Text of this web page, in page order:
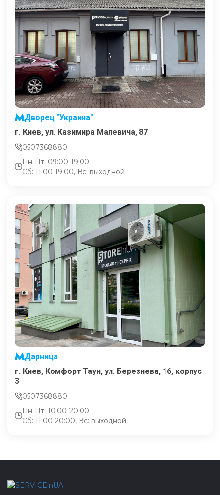
Дворец "Украина"
г. Киев, ул. Казимира Малевича, 87
0507368880
Пн-Пт: 09:00-19:00
Сб: 11:00-19:00, Вс: выходной
Дарница
г. Киев, Комфорт Таун, ул. Березнева, 16, корпус
3
0507368880
Пн-Пт: 10:00-20:00
Сб: 11:00-20:00, Вс: выходной